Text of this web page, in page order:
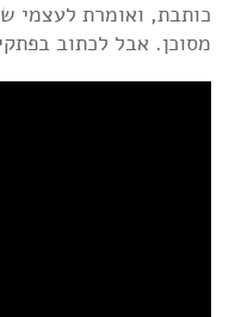
כותבת, ואומרת לעצמי
מסוכן. אבל לכתוב